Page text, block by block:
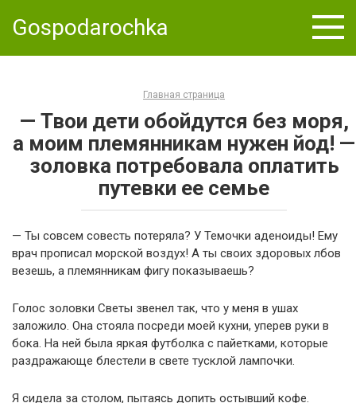
Gospodarochka
Главная страница
— Твои дети обойдутся без моря,
а моим племянникам нужен йод! —
золовка потребовала оплатить
путевки ее семье
— Ты совсем совесть потеряла? У Темочки аденоиды! Ему
врач прописал морской воздух! А ты своих здоровых лбов
везешь, а племянникам фигу показываешь?
Голос золовки Светы звенел так, что у меня в ушах
заложило. Она стояла посреди моей кухни, уперев руки в
бока. На ней была яркая футболка с пайетками, которые
раздражающе блестели в свете тусклой лампочки.
Я сидела за столом, пытаясь допить остывший кофе.